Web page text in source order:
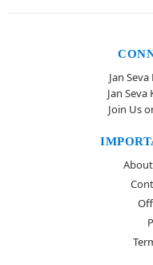
Jan
Jan
Join Us